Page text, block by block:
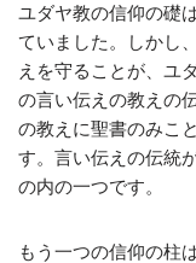
ユダヤ教の信仰の礎
ていました。しかし
えを守ることが、ユ
の言い伝えの教えの
の教えに聖書のみこ
す。言い伝えの伝統
の内の一つです。
もう一つの信仰の柱